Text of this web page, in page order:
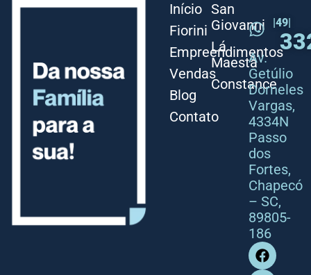
Início
Fiorini
Empreendimentos
Vendas
Blog
Contato
San
Giovanni
Lá
Maestà
Constance
|49|
Av.
Getúlio
Dorneles
Vargas,
4334N
Passo
dos
Fortes,
Chapecó
– SC,
89805-
186